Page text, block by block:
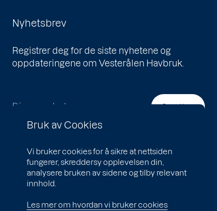
Bruk av Cookies
Vi bruker cookies for å sikre at nettsiden
fungerer, skreddersy opplevelsen din,
analysere bruken av sidene og tilby relevant
innhold.
Les mer om hvordan vi bruker cookies
Nyhetsbrev
Registrer deg for de siste nyhetene og
oppdateringene om Vesterålen Havbruk.
Send inn